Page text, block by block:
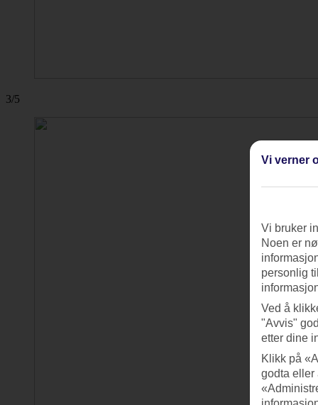
3/5
Vi verner
Vi bruker
Noen er
personlig
Ved å
"Avvis"
etter dine
Klikk på
godta eller